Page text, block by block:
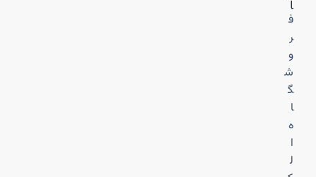
ا
ف
ر
و
ش
گ
ا
ه
ا
ل